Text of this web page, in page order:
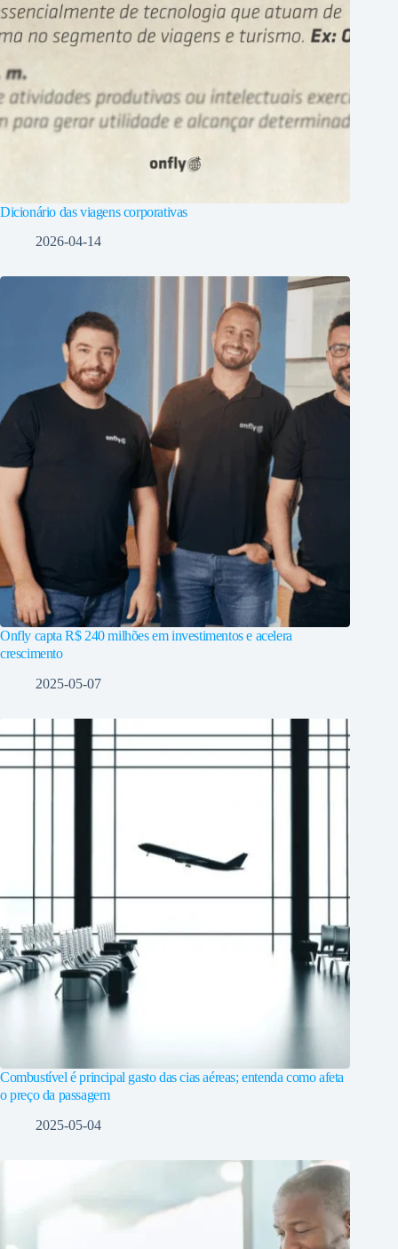
Dicionário das viagens corporativas
2026-04-14
Onfly capta R$ 240 milhões em investimentos e acelera
crescimento
2025-05-07
Combustível é principal gasto das cias aéreas; entenda como afeta
o preço da passagem
2025-05-04